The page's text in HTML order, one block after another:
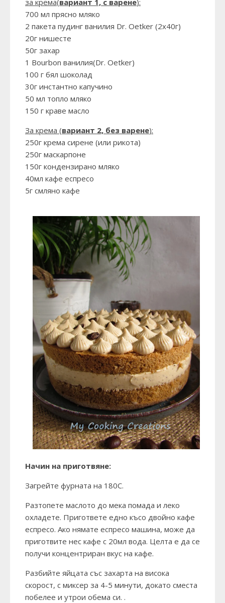
за крема(вариант 1, с варене):
700 мл прясно мляко
2 пакета пудинг ванилия Dr. Oetker (2х40г)
20г нишесте
50г захар
1 Bourbon ванилия(Dr. Oetker)
100 г бял шоколад
30г инстантно капучино
50 мл топло мляко
150 г краве масло
За крема (вариант 2, без варене):
250г крема сирене (или рикота)
250г маскарпоне
150г кондензирано мляко
40мл кафе еспресо
5г смляно кафе
Начин на приготвяне:
Загрейте фурната на 180С.
Разтопете маслото до мека помада и леко
охладете. Пригответе едно късо двойно кафе
еспресо. Ако нямате еспресо машина, може да
приготвите нес кафе с 20мл вода. Целта е да се
получи концентриран вкус на кафе.
Разбийте яйцата със захарта на висока
скорост, с миксер за 4-5 минути, докато сместа
побелее и утрои обема си. .